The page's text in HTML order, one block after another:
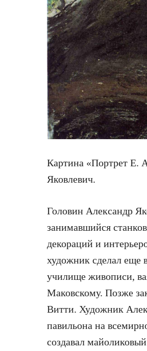
Картина «Портрет Е.
Яковлевич.
Головин Александр
занимавшийся
декораций и
художник сделал еще
училище живописи,
Маковскому. Позже
Витти. Художник
павильона на
создавал